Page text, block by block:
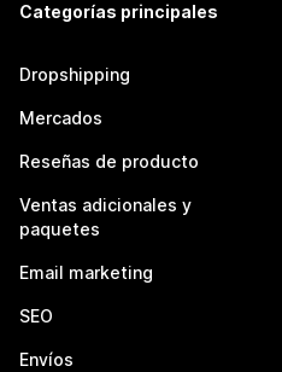
Categorías principales
Dropshipping
Mercados
Reseñas de producto
Ventas adicionales y
paquetes
Email marketing
SEO
Envíos